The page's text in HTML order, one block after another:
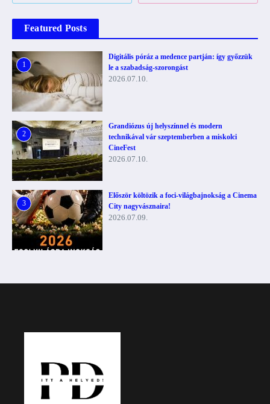
Featured Posts
1
Digitális póráz a medence partján: így győzzük
le a szabadság-szorongást
2026.07.10.
2
Grandiózus új helyszínnel és modern
technikával vár szeptemberben a miskolci
CineFest
2026.07.10.
3
Először költözik a foci-világbajnokság a Cinema
City nagyvásznaira!
2026.07.09.